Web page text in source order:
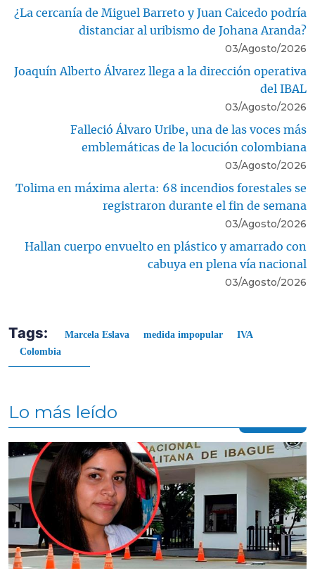
¿La cercanía de Miguel Barreto y Juan Caicedo podría
distanciar al uribismo de Johana Aranda?
03/Agosto/2026
Joaquín Alberto Álvarez llega a la dirección operativa
del IBAL
03/Agosto/2026
Falleció Álvaro Uribe, una de las voces más
emblemáticas de la locución colombiana
03/Agosto/2026
Tolima en máxima alerta: 68 incendios forestales se
registraron durante el fin de semana
03/Agosto/2026
Hallan cuerpo envuelto en plástico y amarrado con
cabuya en plena vía nacional
03/Agosto/2026
Tags: Marcela Eslava medida impopular
IVA
Colombia
Lo más leído
Contenido multimedia principal